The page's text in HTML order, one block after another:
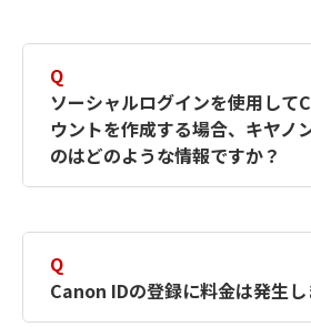
す。詳しい作成方法は【カメ
何ですか？Canon IDの作成
ださい。
Q
ソーシャルログインを使用して
ウントを作成する場合、キヤノ
のはどのような情報ですか？
択したサービスから取得し
簡単に作成できるように、こ
Q
Canon IDの登録に料金は発生し